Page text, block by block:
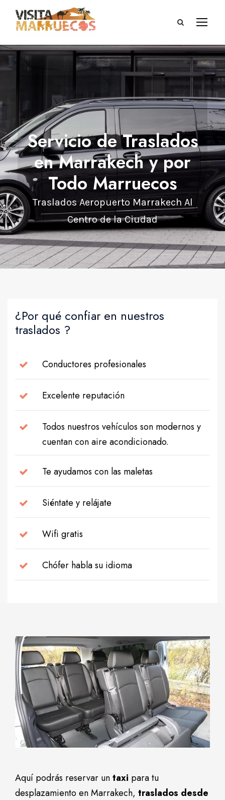
Servicio de Traslados
en Marrakech y por
Todo Marruecos
Traslados Aeropuerto Marrakech Al
Centro de la Ciudad
¿Por qué confiar en nuestros
traslados ?
Conductores profesionales
Excelente reputación
Todos nuestros vehículos son modernos y
cuentan con aire acondicionado.
Te ayudamos con las maletas
Siéntate y relájate
Wifi gratis
Chófer habla su idioma
Aquí podrás reservar untaxi para tu
desplazamiento en Marrakech, traslados desde